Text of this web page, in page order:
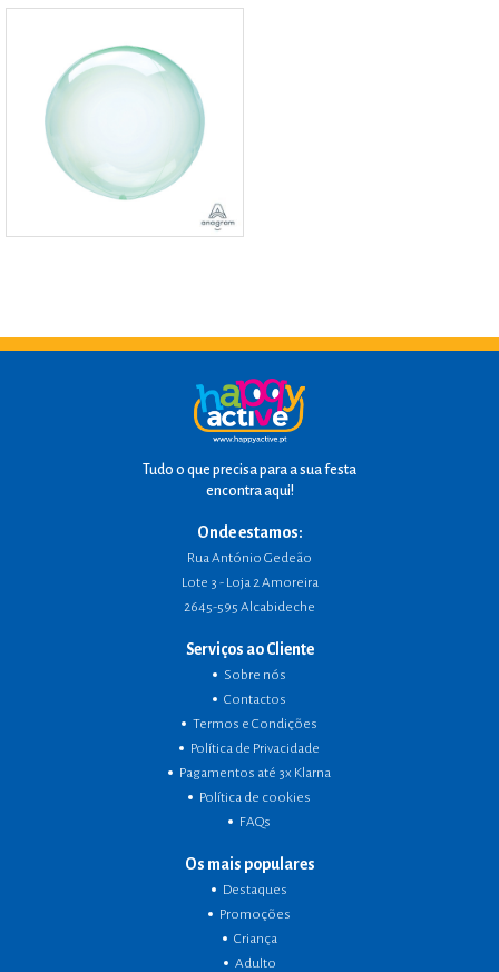
Tudo o que precisa para a sua festa
encontra aqui!
Onde estamos:
Rua António Gedeão
Lote 3 - Loja 2 Amoreira
2645-595 Alcabideche
Serviços ao Cliente
Sobre nós
Contactos
Termos e Condições
Política de Privacidade
Pagamentos até 3x Klarna
Política de cookies
FAQs
Os mais populares
Destaques
Promoções
Criança
Adulto